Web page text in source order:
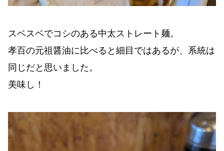
スベスベでコシのある中太ストレート麺。
孝百の元祖醤油に比べると細目ではあるが、系統は
同じだと思いました。
美味し！